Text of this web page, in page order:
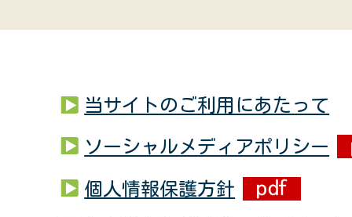
当サイトのご利用にあたって
ソーシャルメディアポリシー
個人情報保護方針